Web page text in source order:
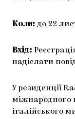
Коли: до 22
Вхід:
надіслати
У резиденції
міжнародного
італійського